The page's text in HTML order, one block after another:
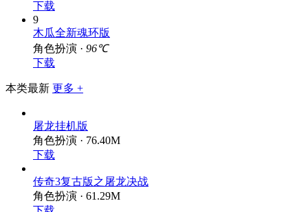
下载
9
木瓜全新魂环版
角色扮演 · 96℃
下载
本类最新 更多 +
屠龙挂机版
角色扮演 · 76.40M
下载
传奇3复古版之屠龙决战
角色扮演 · 61.29M